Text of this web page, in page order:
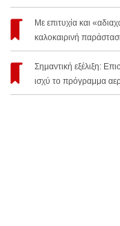
Με επιτυχία και
καλοκαιρινή
Σημαντική εξέλιξη:
ισχύ το πρόγραμμα